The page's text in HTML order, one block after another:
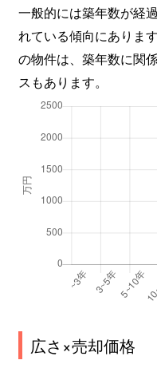
一般的には築年数が経
れている傾向にありま
の物件は、築年数に関
スもあります。
広さ×売却価格